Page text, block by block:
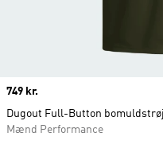
Price
749 kr.
Dugout Full-Button
Mænd Performance